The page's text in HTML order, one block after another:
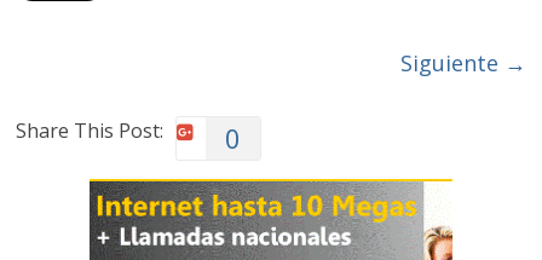
Siguiente →
Share This Post: 0